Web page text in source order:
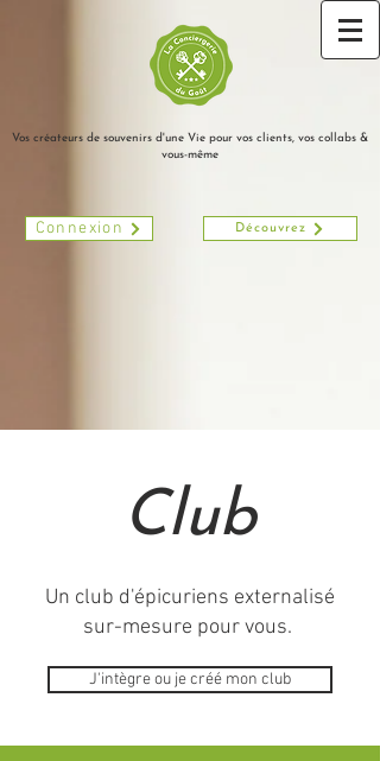
Vos créateurs de souvenirs d'une Vie pour vos clients, vos collabs &
vous-même
Connexion Découvrez
Club
Un club d'épicuriens externalisé
sur-mesure pour vous.
J'intègre ou je créé mon club